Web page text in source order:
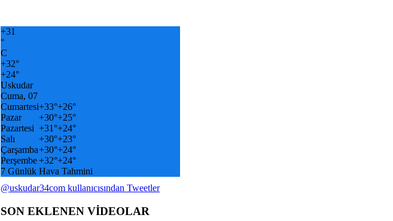
+31
°
C
+32°
+24°
Uskudar
Cuma, 07
Cumartesi+33°+26°
Pazar
+30°+25°
Pazartesi +31°+24°
Salı
+30°+23°
Çarşamba+30°+24°
Perşembe+32°+24°
7 Günlük Hava Tahmini
@uskudar34com kullanıcısından Tweetler
SON EKLENEN VİDEOLAR